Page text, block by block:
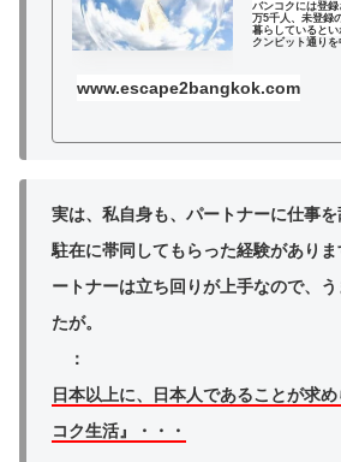
バンコクには登
万5千人、未登録
暮らしているとい
クンビット通り
www.escape2bangkok.com
実は、私自身も、パートナーに仕事
駐在に帯同してもらった経験があり
ートナーは立ち回りが上手なので、
たが。
：
日本以上に、日本人であることが求
コク生活』・・・